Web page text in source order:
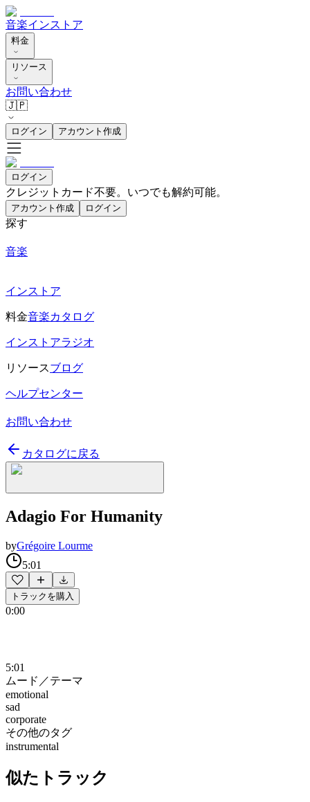
音楽インストア
料金
リソース
お問い合わせ
🇯🇵
ログイン アカウント作成
ログイン
クレジットカード不要。いつでも解約可能。
アカウント作成 ログイン
探す
音楽
インストア
料金音楽カタログ
インストアラジオ
リソースブログ
ヘルプセンター
お問い合わせ
カタログに戻る
Adagio For Humanity
byGrégoire Lourme
5:01
トラックを購入
0:00
5:01
ムード／テーマ
emotional
sad
corporate
その他のタグ
instrumental
似たトラック